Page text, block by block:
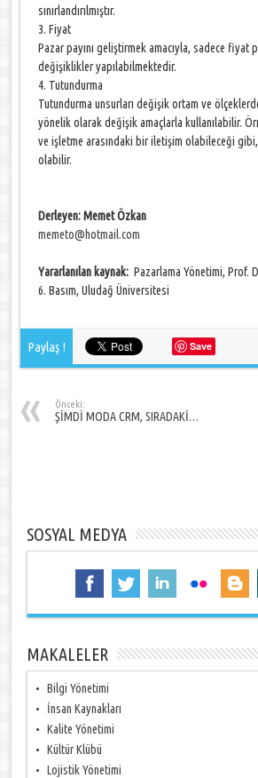
sınırlandırılmıştır.
3. Fiyat
Pazar payını geliştirmek amacıyla, sadece fiyat
değişiklikler yapılabilmektedir.
4. Tutundurma
Tutundurma unsurları değişik ortam ve
yönelik olarak değişik amaçlarla kullanılabilir.
ve işletme arasındaki bir iletişim olabileceği gibi,
olabilir.
Derleyen: Memet Özkan
memeto@hotmail.com
Yararlanılan kaynak:Pazarlama Yönetimi, Prof.
6. Basım, Uludağ Üniversitesi
Paylaş ! Save
Önceki:
ŞİMDİ MODA CRM, SIRADAKİ…
SOSYAL MEDYA
MAKALELER
Bilgi Yönetimi
İnsan Kaynakları
Kalite Yönetimi
Kültür Klübü
Lojistik Yönetimi